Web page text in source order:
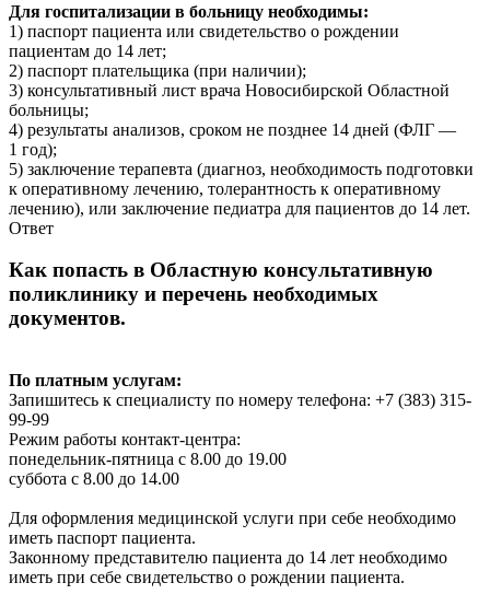
Для госпитализации в больницу необходимы:
1) паспорт пациента или свидетельство о рождении
пациентам до 14 лет;
2) паспорт плательщика (при наличии);
3) консультативный лист врача Новосибирской Областной
больницы;
4) результаты анализов, сроком не позднее 14 дней (ФЛГ —
1 год);
5) заключение терапевта (диагноз, необходимость подготовки
к оперативному лечению, толерантность к оперативному
лечению), или заключение педиатра для пациентов до 14 лет.
Ответ
Как попасть в Областную консультативную
поликлинику и перечень необходимых
документов.
По платным услугам:
Запишитесь к специалисту по номеру телефона: +7 (383) 315-
99-99
Режим работы контакт-центра:
понедельник-пятница с 8.00 до 19.00
суббота с 8.00 до 14.00
Для оформления медицинской услуги при себе необходимо
иметь паспорт пациента.
Законному представителю пациента до 14 лет необходимо
иметь при себе свидетельство о рождении пациента.